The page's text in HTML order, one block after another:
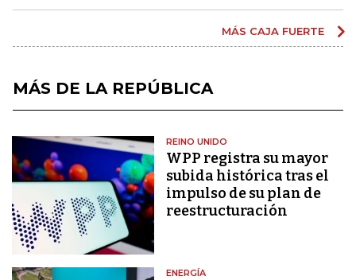
MÁS CAJA FUERTE
MÁS DE LA REPÚBLICA
REINO UNIDO
WPP registra su mayor
subida histórica tras el
impulso de su plan de
reestructuración
ENERGÍA